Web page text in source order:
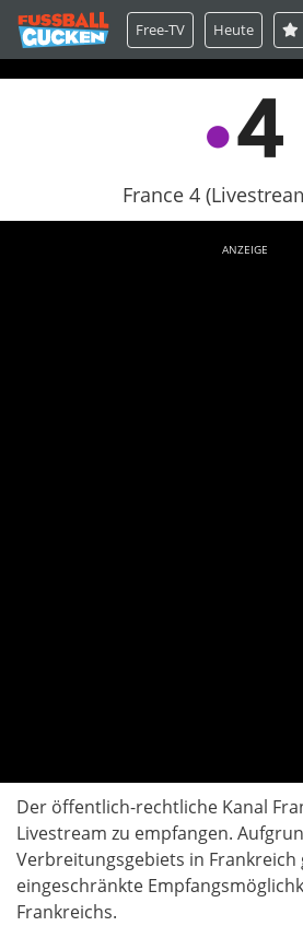
Free-TV Heute
France 4
ANZEIGE
Der öffentlich-rechtliche Kanal
Livestream zu empfangen.
Verbreitungsgebiets in Frankreich
eingeschränkte
Frankreichs.